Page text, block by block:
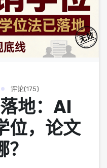
评论(175)
地：AI
位，论文